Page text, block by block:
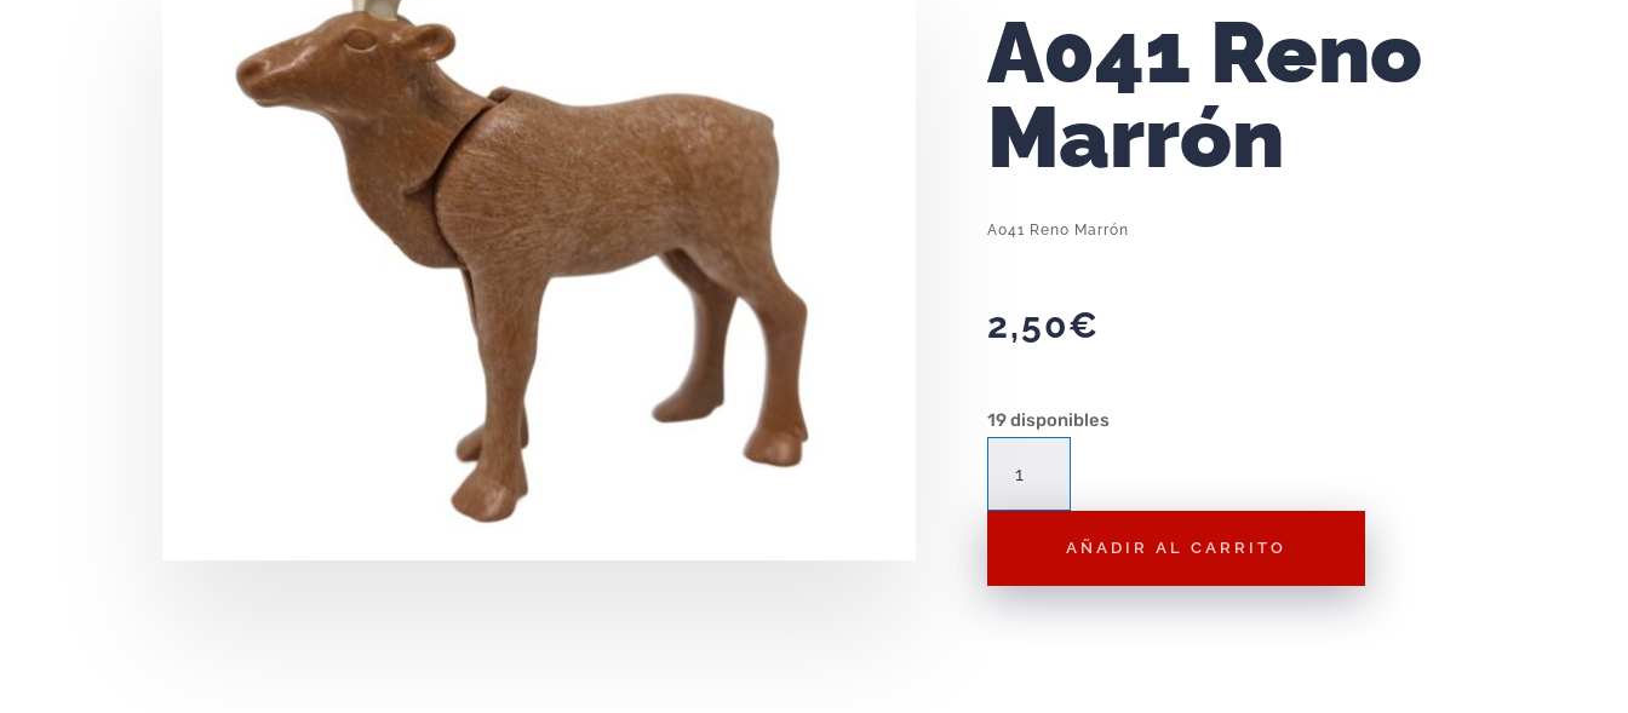
A041 Reno
Marrón
A041 Reno Marrón
2,50€
19 disponibles
Reno
AÑADIR AL CARRITO